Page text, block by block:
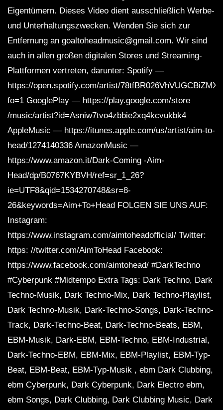
Eigentümern. Dieses Video dient ausschließlich Werbe-
und Unterhaltungszwecken. Wenden Sie sich zur
Entfernung an goaltoheadmusic@gmail.com. Wir sind
auch in allen großen digitalen Stores und Streaming-
Plattformen vertreten, darunter: Spotify —
https://open.spotify.com/artist/
fo=1 GooglePlay — https://play.google.com/store
/music/artist?id=Asniw7tvo4zbbie2xq4kcvukbk4
AppleMusic — https://itunes.apple.com/us/artist/aim-to-
head/1274140336 AmazonMusic —
https://www.amazon.it/Dark-Coming -Aim-
Head/dp/B0767KYBVH/ref=sr_1_26?
ie=UTF8&qid=1534270748&sr=8-
26&keywords=Aim+To+Head FOLGEN SIE UNS AUF:
Instagram:
https://www.instagram.com/aimtoheadofficial/ Twitter:
https: //twitter.com/AimToHead Facebook:
https://www.facebook.com/aimtohead/ #DarkTechno
#Cyberpunk #Midtempo Extra Tags: Dark Techno, Dark
Techno-Musik, Dark Techno-Mix, Dark Techno-Playlist,
Dark Techno-Musik, Dark-Techno-Songs, Dark-Techno-
Track, Dark-Techno-Beat, Dark-Techno-Beats, EBM,
EBM-Musik, Dark-EBM, EBM-Techno, EBM-Industrial,
Dark-Techno-EBM, EBM-Mix, EBM-Playlist, EBM-Typ-
Beat, EBM-Beat, EBM-Typ-Musik , ebm Dark Clubbing,
ebm Cyberpunk, Dark Cyberpunk, Dark Electro ebm,
ebm Songs, Dark Clubbing, Dark Clubbing Music, Dark